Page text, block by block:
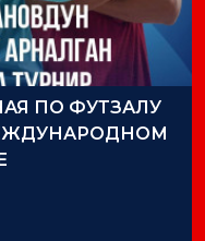
ПО ФУТЗАЛУ